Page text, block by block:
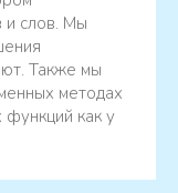
и слов. Мы
Также мы
методах
функций как у